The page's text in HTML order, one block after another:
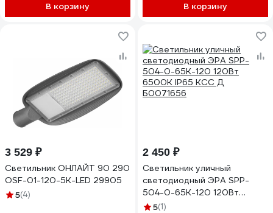
В корзину В корзину
3 529 ₽
Светильник ОНЛАЙТ 90 290
OSF-01-120-5K-LED 29905
5(4)
2 450 ₽
Светильник уличный
светодиодный ЭРА SPP-
504-0-65K-120 120Вт
6500К IP65 КСС Д
5(1)